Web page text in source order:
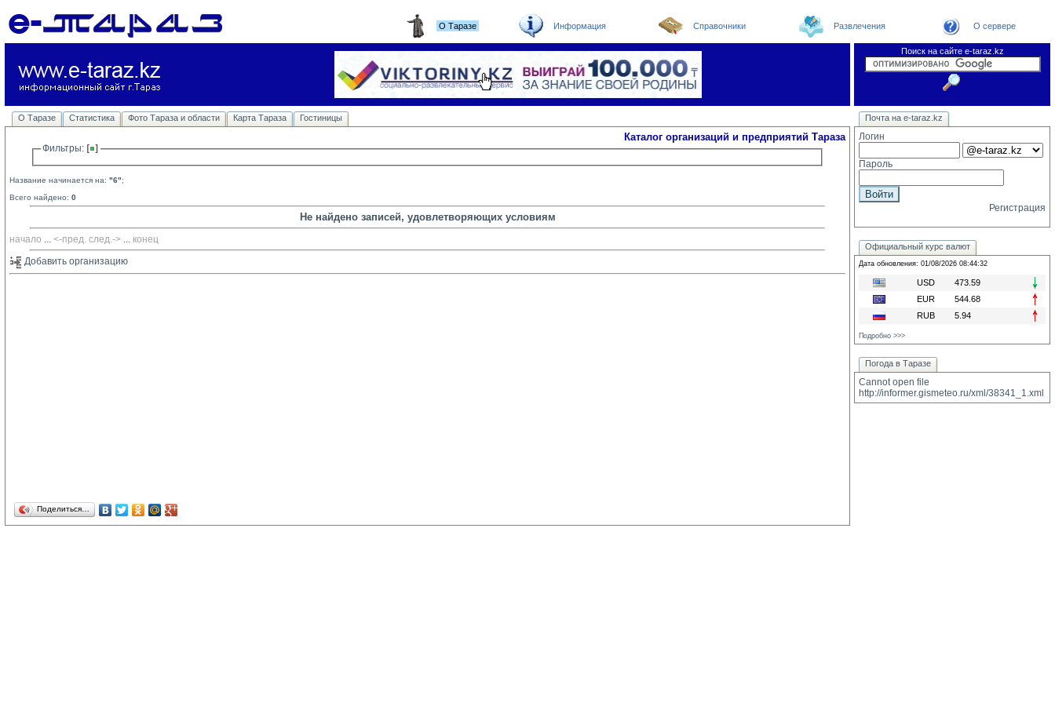
О Таразе Информация Справочники Развлечения О сервере
Поиск на сайте e-taraz.kz
О Таразе Статистика Фото Тараза и области Карта Тараза Гостиницы Новости Погода в Таразе
Телефоный справочник
Видеоконференция
Новости e-taraz Замечания и предложения
Каталог организаций и предприятий Тараза
Фильтры:
Название начинается на: "6";
Всего найдено: 0
Не найдено записей, удовлетворяющих условиям
начало ... <-пред. след.-> ... конец
Добавить организацию
Поделиться…
Почта на e-taraz.kz
Логин
Пароль
Регистрация
Официальный курс валют
Дата обновления: 01/08/2026 08:44:32
USD
473.59
EUR
544.68
RUB
5.94
Подробно >>>
Погода в Таразе
Cannot open file
http://informer.gismeteo.ru/xml/38341_1.xml